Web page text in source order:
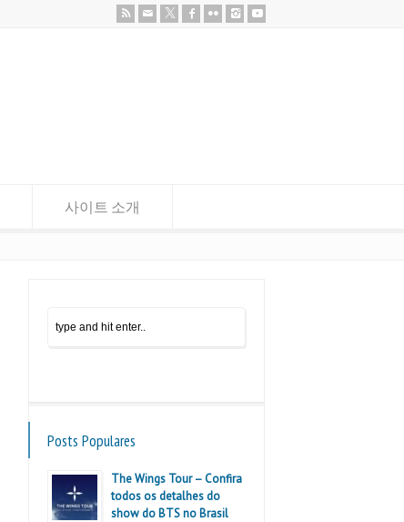
사이트 소개
Posts Populares
The Wings Tour – Confira
todos os detalhes do
show do BTS no Brasil